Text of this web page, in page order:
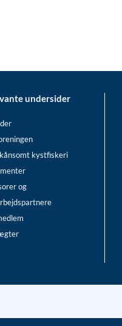
undersider
kystfiskeri
og